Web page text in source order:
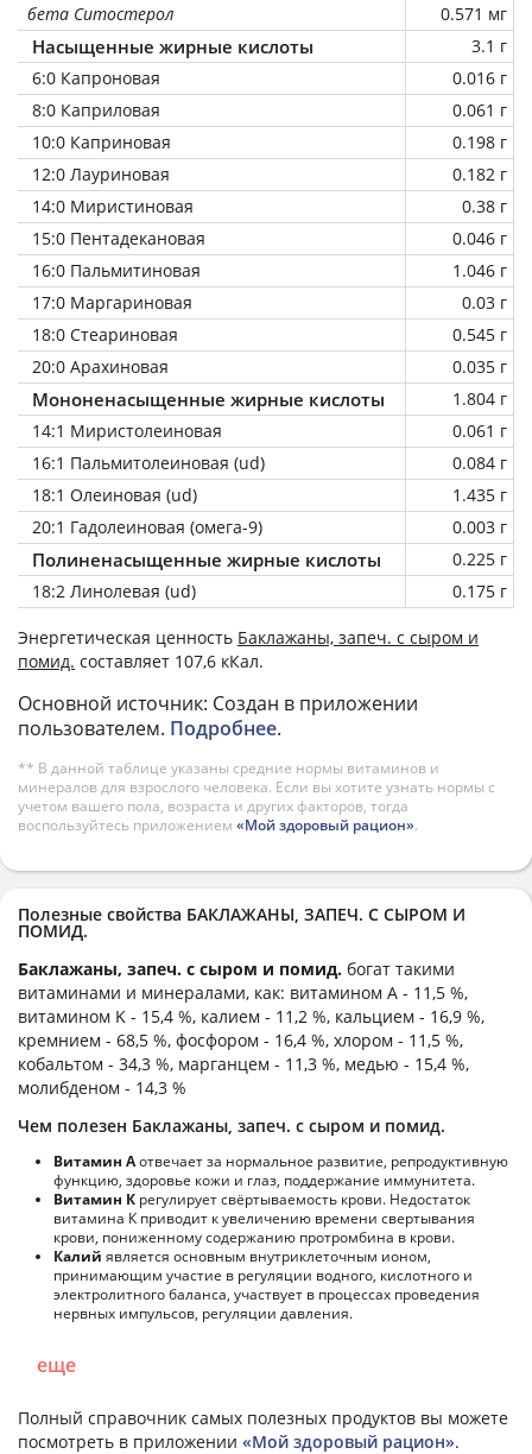
бета Ситостерол
0.571 мг
Насыщенные жирные кислоты
3.1 г
6:0 Капроновая
0.016 г
8:0 Каприловая
0.061 г
10:0 Каприновая
0.198 г
12:0 Лауриновая
0.182 г
14:0 Миристиновая
0.38 г
15:0 Пентадекановая
0.046 г
16:0 Пальмитиновая
1.046 г
17:0 Маргариновая
0.03 г
18:0 Стеариновая
0.545 г
20:0 Арахиновая
0.035 г
Мононенасыщенные жирные кислоты
1.804 г
14:1 Миристолеиновая
0.061 г
16:1 Пальмитолеиновая (ud)
0.084 г
18:1 Олеиновая (ud)
1.435 г
20:1 Гадолеиновая (омега-9)
0.003 г
Полиненасыщенные жирные кислоты
0.225 г
18:2 Линолевая (ud)
0.175 г
Энергетическая ценность Баклажаны, запеч. с сыром и
помид. составляет 107,6 кКал.
Основной источник: Создан в приложении
пользователем. Подробнее.
** В данной таблице указаны средние нормы витаминов и
минералов для взрослого человека. Если вы хотите узнать нормы с
учетом вашего пола, возраста и других факторов, тогда
воспользуйтесь приложением «Мой здоровый рацион».
Полезные свойства БАКЛАЖАНЫ, ЗАПЕЧ. С СЫРОМ И
ПОМИД.
Баклажаны, запеч. с сыром и помид. богат такими
витаминами и минералами, как: витамином А - 11,5 %,
витамином K - 15,4 %, калием - 11,2 %, кальцием - 16,9 %,
кремнием - 68,5 %, фосфором - 16,4 %, хлором - 11,5 %,
кобальтом - 34,3 %, марганцем - 11,3 %, медью - 15,4 %,
молибденом - 14,3 %
Чем полезен Баклажаны, запеч. с сыром и помид.
Витамин Аотвечает за нормальное развитие, репродуктивную
функцию, здоровье кожи и глаз, поддержание иммунитета.
Витамин К регулирует свёртываемость крови. Недостаток
витамина К приводит к увеличению времени свертывания
крови, пониженному содержанию протромбина в крови.
Калий является основным внутриклеточным ионом,
принимающим участие в регуляции водного, кислотного и
электролитного баланса, участвует в процессах проведения
нервных импульсов, регуляции давления.
еще
Полный справочник самых полезных продуктов вы можете
посмотреть в приложении «Мой здоровый рацион».